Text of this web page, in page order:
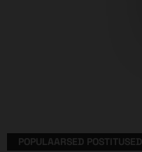
POPULAARSED POSTITUSED